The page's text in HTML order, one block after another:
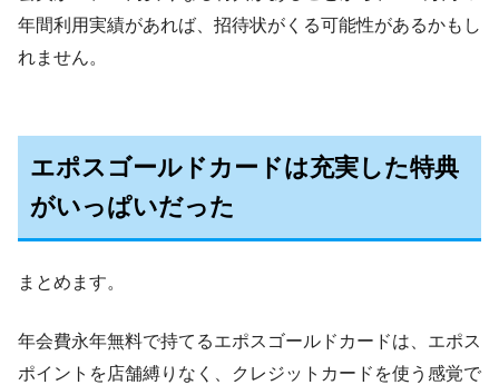
年間利用実績があれば、招待状がくる可能性があるかもし
れません。
エポスゴールドカードは充実した特典
がいっぱいだった
まとめます。
年会費永年無料で持てるエポスゴールドカードは、エポス
ポイントを店舗縛りなく、クレジットカードを使う感覚で